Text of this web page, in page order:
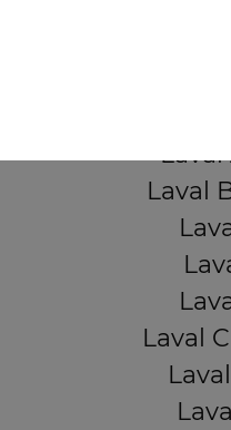
Laval
Laval
Laval